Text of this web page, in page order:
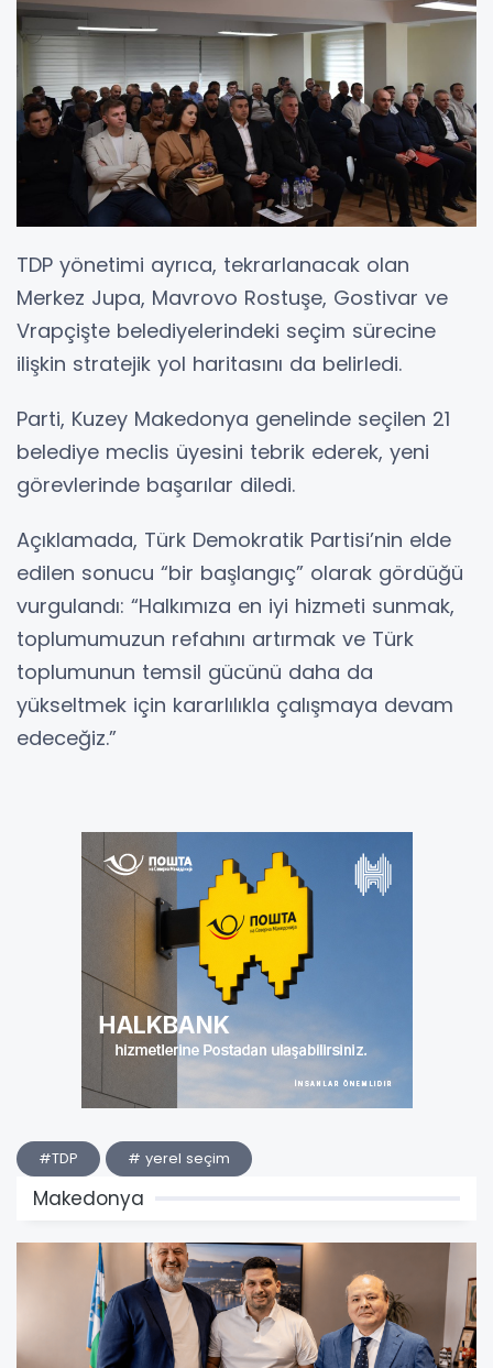
TDP yönetimi ayrıca, tekrarlanacak olan
Merkez Jupa, Mavrovo Rostuşe, Gostivar ve
Vrapçişte belediyelerindeki seçim sürecine
ilişkin stratejik yol haritasını da belirledi.
Parti, Kuzey Makedonya genelinde seçilen 21
belediye meclis üyesini tebrik ederek, yeni
görevlerinde başarılar diledi.
Açıklamada, Türk Demokratik Partisi’nin elde
edilen sonucu “bir başlangıç” olarak gördüğü
vurgulandı: “Halkımıza en iyi hizmeti sunmak,
toplumumuzun refahını artırmak ve Türk
toplumunun temsil gücünü daha da
yükseltmek için kararlılıkla çalışmaya devam
edeceğiz.”
#TDP # yerel seçim
Makedonya